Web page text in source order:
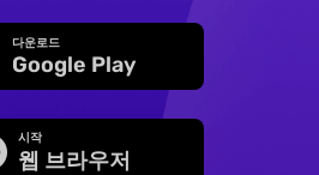
다운로드
Google Play
시작
웹 브라우저